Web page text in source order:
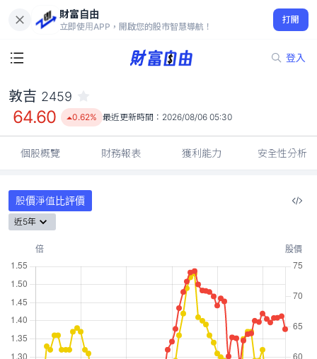
財富自由
立即使用APP，開啟您的股市智慧導航！
打開
登入
64.60
0.62%
敦吉 2459
64.60 0.62% 最近更新時間： 2026/08/06 05:30
個股概覽 財務報表 獲利能力 安全性分析
股價淨值比評價
近5年